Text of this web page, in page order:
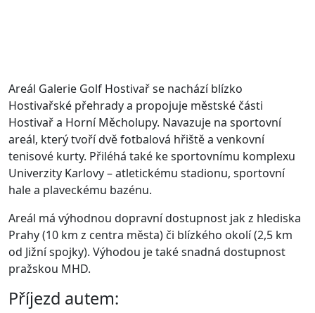
Areál Galerie Golf Hostivař se nachází blízko
Hostivařské přehrady a propojuje městské části
Hostivař a Horní Měcholupy. Navazuje na sportovní
areál, který tvoří dvě fotbalová hřiště a venkovní
tenisové kurty. Přiléhá také ke sportovnímu komplexu
Univerzity Karlovy – atletickému stadionu, sportovní
hale a plaveckému bazénu.
Areál má výhodnou dopravní dostupnost jak z hlediska
Prahy (10 km z centra města) či blízkého okolí (2,5 km
od Jižní spojky). Výhodou je také snadná dostupnost
pražskou MHD.
Příjezd autem: